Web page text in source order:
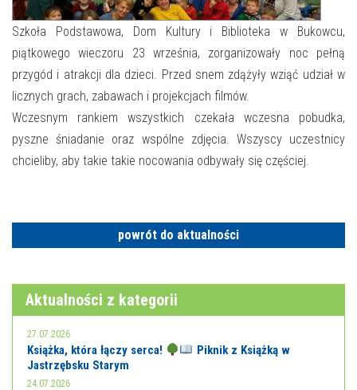
WYDARZYŁO SIĘ
STREFA KOLORU
FORMY STAŁE
NASZE FILIE
POLECANE STRONY
WYDARZENIA KULTURALNE
FOTO
Szkoła Podstawowa, Dom Kultury i Biblioteka w Bukowcu,
piątkowego wieczoru 23 września, zorganizowały noc pełną
przygód i atrakcji dla dzieci. Przed snem zdążyły wziąć udział w
licznych grach, zabawach i projekcjach filmów.
Wczesnym rankiem wszystkich czekała wczesna pobudka,
pyszne śniadanie oraz wspólne zdjęcia. Wszyscy uczestnicy
chcieliby, aby takie takie nocowania odbywały się częściej.
powrót do aktualności
Aktualności z kategorii
27.07.2026
Książka, która łączy serca!
Piknik z Książką w
Jastrzębsku Starym
24.07.2026